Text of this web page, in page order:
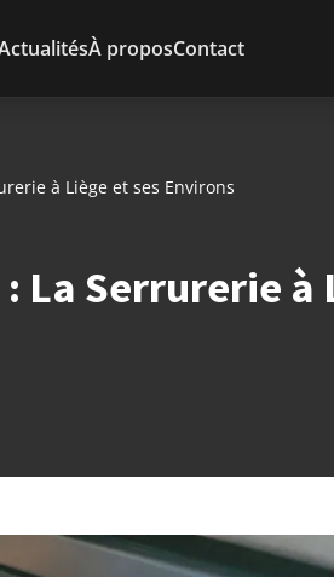
À proposContact
à Liège et ses Environs
La Serrurerie à